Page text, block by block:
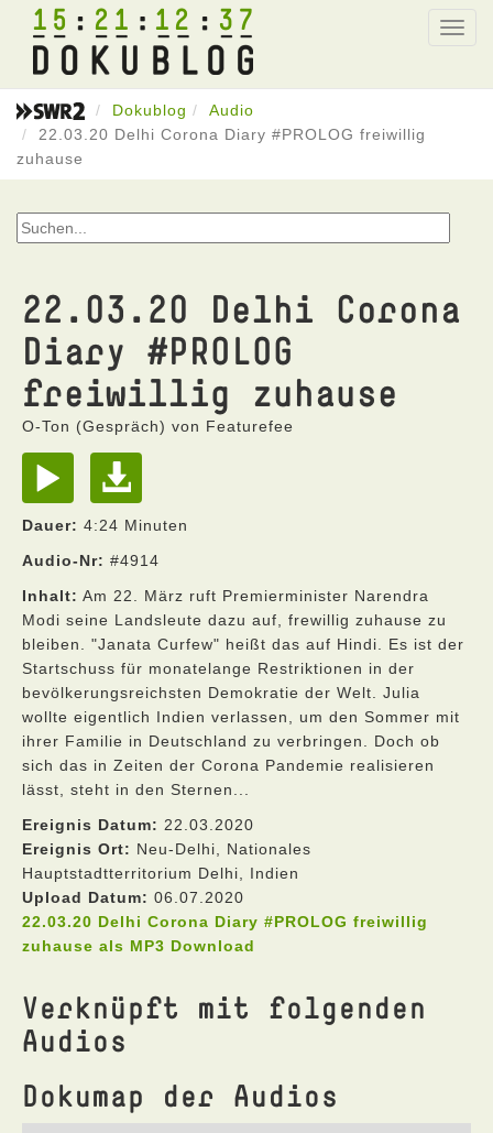
15 21 12 37
Dokublog
Audio
22.03.20 Delhi Corona Diary #PROLOG freiwillig
zuhause
22.03.20 Delhi Corona
Diary #PROLOG
freiwillig zuhause
O-Ton (Gespräch) von Featurefee
Dauer: 4:24 Minuten
Audio-Nr: #4914
Inhalt: Am 22. März ruft Premierminister Narendra
Modi seine Landsleute dazu auf, frewillig zuhause zu
bleiben. "Janata Curfew" heißt das auf Hindi. Es ist der
Startschuss für monatelange Restriktionen in der
bevölkerungsreichsten Demokratie der Welt. Julia
wollte eigentlich Indien verlassen, um den Sommer mit
ihrer Familie in Deutschland zu verbringen. Doch ob
sich das in Zeiten der Corona Pandemie realisieren
lässt, steht in den Sternen...
Ereignis Datum: 22.03.2020
Ereignis Ort: Neu-Delhi, Nationales
Hauptstadtterritorium Delhi, Indien
Upload Datum: 06.07.2020
22.03.20 Delhi Corona Diary #PROLOG freiwillig
zuhause als MP3 Download
Verknüpft mit folgenden
Audios
Dokumap der Audios